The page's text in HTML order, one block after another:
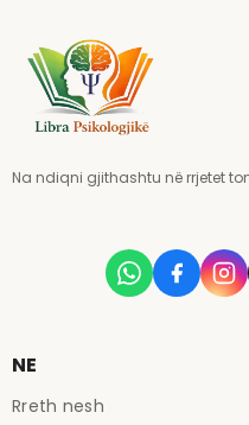
Na ndiqni gjithashtu në rrjetet
NE
Rreth nesh